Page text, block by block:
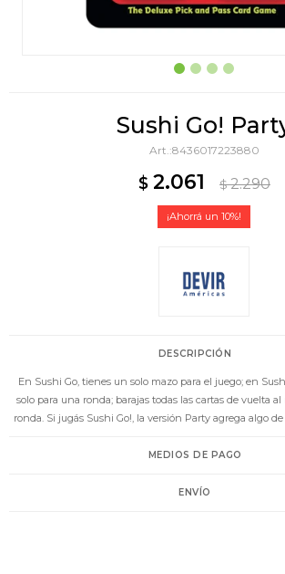
Sushi Go!
8436017223880
$ 2.061 $ 2.290
10
DESCRIPCIÓN
En Sushi Go, tienes un solo mazo para el juego; en
solo para una ronda; barajas todas las cartas de vuelta
ronda. Si jugás Sushi Go!, la versión Party agrega algo
MEDIOS DE PAGO
ENVÍO